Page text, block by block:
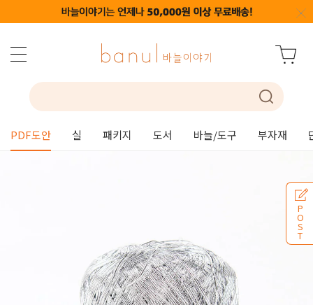
PDF도안 실 패키지 도서 바늘/도구 부자재
P
O
S
T